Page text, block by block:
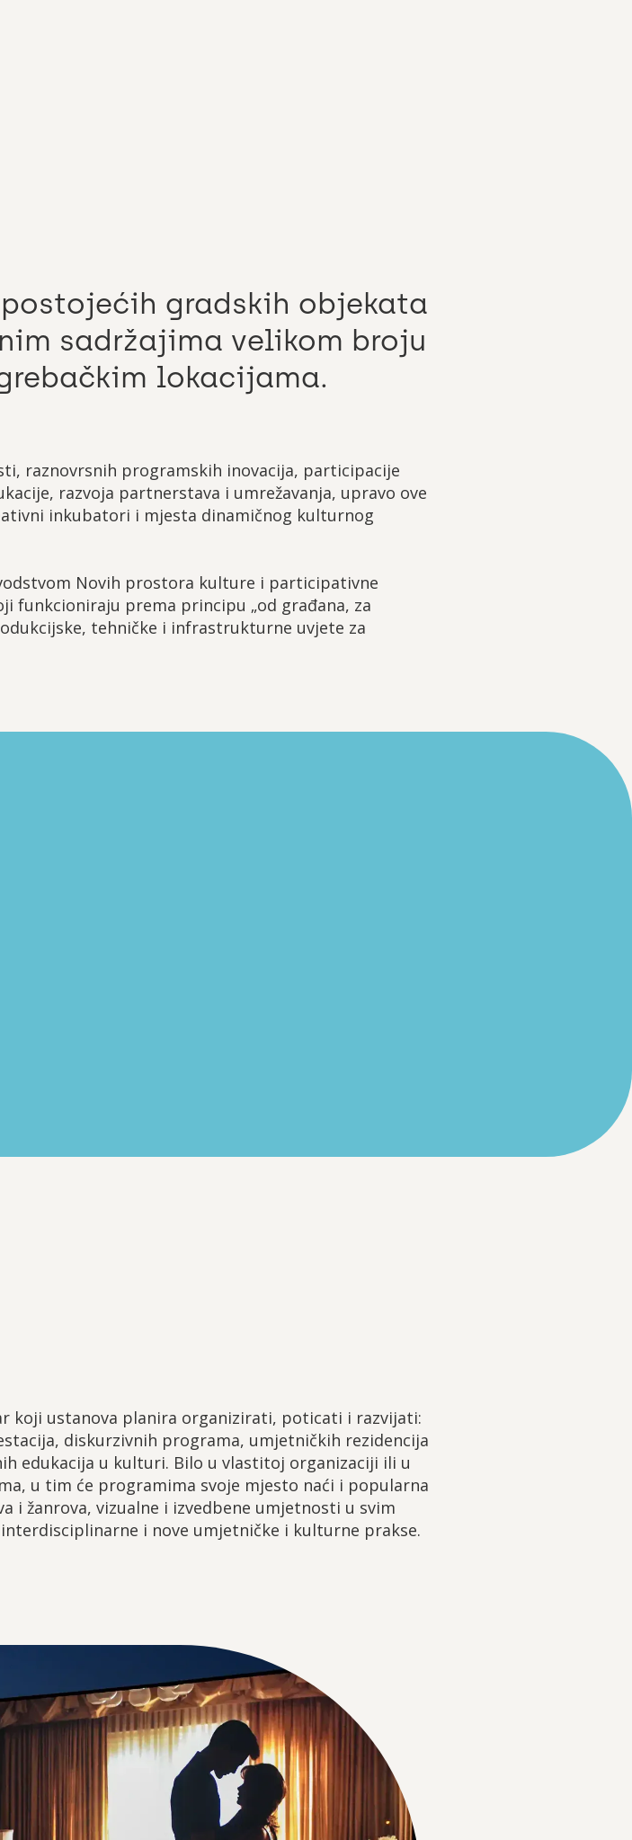
gradskih objekata
sadržajima velikom broju
lokacijama.
raznovrsnih programskih inovacija, participacije
razvoja partnerstava i umrežavanja, upravo ove
inkubatori i mjesta dinamičnog kulturnog
Novih prostora kulture i participativne
funkcioniraju prema principu „od građana, za
tehničke i infrastrukturne uvjete za
koji ustanova planira organizirati, poticati i razvijati:
diskurzivnih programa, umjetničkih rezidencija
edukacija u kulturi. Bilo u vlastitoj organizaciji ili u
u tim će programima svoje mjesto naći i popularna
i žanrova, vizualne i izvedbene umjetnosti u svim
i nove umjetničke i kulturne prakse.